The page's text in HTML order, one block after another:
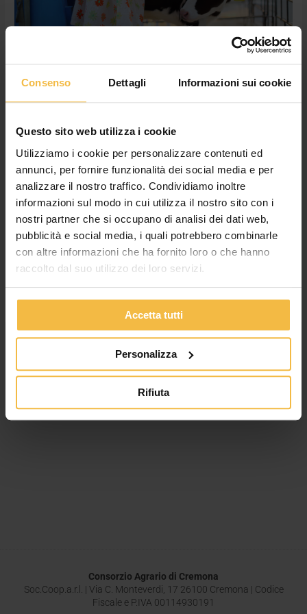
Consenso Dettagli Informazioni sui cookie
Questo sito web utilizza i cookie
Utilizziamo i cookie per personalizzare contenuti ed
annunci, per fornire funzionalità dei social media e per
analizzare il nostro traffico. Condividiamo inoltre
informazioni sul modo in cui utilizza il nostro sito con i
nostri partner che si occupano di analisi dei dati web,
pubblicità e social media, i quali potrebbero combinarle
con altre informazioni che ha fornito loro o che hanno
raccolto dal suo utilizzo dei loro servizi.
Accetta tutti
Personalizza
Rifiuta
#insiemecelafaremo Il nostro
speranza e solidarietà
Non categorizzato / adminconsorzioac
Sarà una #Pasqua diversa, ma uguale rimane il suo significato.
Pasqua vuol dire risurrezione, Pasqua vuol dire rinascita.
Stiamo attraversando un periodo difficile. Intorno a noi in poco
tempo il mondo che conoscevamo è cambiato. Siamo stati
privati anche del calore di un abbraccio e non desideriamo
altro che riavere un po’ di normalità. Aspettando […]
fiducia,
solidarietà
Consorzio Agrario di Cremona
Soc.Coop.a.r.l. | Via C. Monteverdi, 17 26100 Cremona | Codice
Fiscale e P.IVA 00114930191